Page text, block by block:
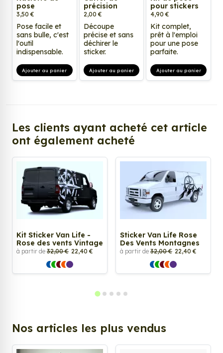
pose
3,50 €
Pose facile et
sans bulle, c'est
l'outil
indispensable.
Ajouter au panier
précision
2,00 €
Découpe
précise et sans
déchirer le
sticker.
Ajouter au panier
pour stickers
4,90 €
Kit complet,
prêt à l'emploi
pour une pose
parfaite.
Ajouter au panier
Les clients ayant acheté cet article
ont également acheté
Kit Sticker Van Life -
Rose des vents Vintage
à partir de 32,00 € 22,40 €
Sticker Van Life Rose
Des Vents Montagnes
à partir de 32,00 € 22,40 €
Nos articles les plus vendus